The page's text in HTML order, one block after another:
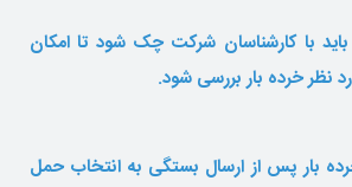
باید با کارشناسان شرکت چک شود تا امکان
نظر خرده بار بررسی شود.
بار پس از ارسال بستگی به انتخاب حمل